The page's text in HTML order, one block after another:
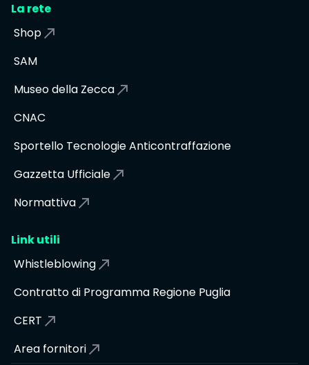
La rete
Shop
SAM
Museo della Zecca
CNAC
Sportello Tecnologie Anticontraffazione
Gazzetta Ufficiale
Normattiva
Link utili
Whistleblowing
Contratto di Programma Regione Puglia
CERT
Area fornitori